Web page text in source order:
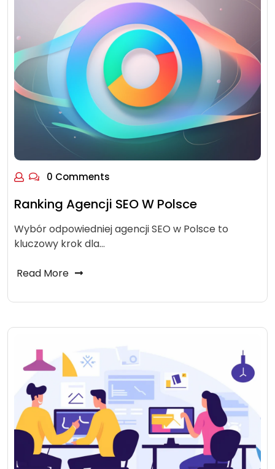
0 Comments
Ranking Agencji SEO W Polsce
Wybór odpowiedniej agencji SEO w Polsce to
kluczowy krok dla…
Read More